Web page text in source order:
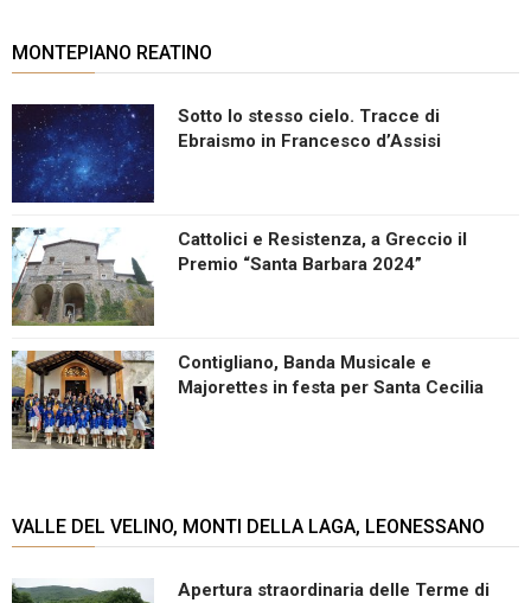
MONTEPIANO REATINO
Sotto lo stesso cielo. Tracce di
Ebraismo in Francesco d’Assisi
Cattolici e Resistenza, a Greccio il
Premio “Santa Barbara 2024”
Contigliano, Banda Musicale e
Majorettes in festa per Santa Cecilia
VALLE DEL VELINO, MONTI DELLA LAGA, LEONESSANO
Apertura straordinaria delle Terme di